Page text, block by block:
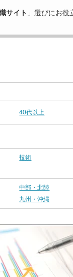
サイト 」選びにお役
40代以上
技術
中部・北陸
九州・沖縄